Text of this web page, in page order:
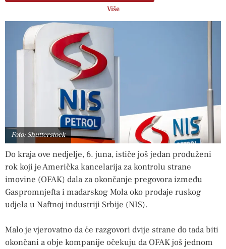
Više
Foto: Shutterstock
Do kraja ove nedjelje, 6. juna, ističe još jedan produženi
rok koji je Američka kancelarija za kontrolu strane
imovine (OFAK) dala za okončanje pregovora između
Gaspromnjefta i mađarskog Mola oko prodaje ruskog
udjela u Naftnoj industriji Srbije (NIS).
Malo je vjerovatno da će razgovori dvije strane do tada biti
okončani a obje kompanije očekuju da OFAK još jednom